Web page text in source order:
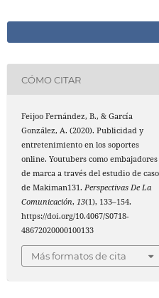
CÓMO CITAR
Feijoo Fernández, B., & García
González, A. (2020). Publicidad y
entretenimiento en los soportes
online. Youtubers como embajadores
de marca a través del estudio de caso
de Makiman131.Perspectivas De La
Comunicación,13(1), 133–154.
https://doi.org/10.4067/S0718-
48672020000100133
Más formatos de cita